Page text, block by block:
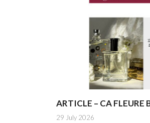
ARTICLE – CA FLEURE
29 July 2026